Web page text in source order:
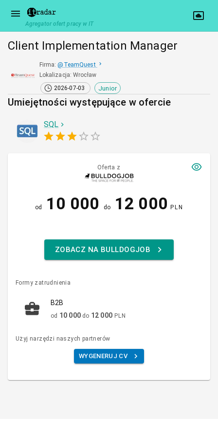
Agregator ofert pracy w IT
Client Implementation Manager
Firma: @ TeamQuest
Lokalizacja:Wrocław
2026-07-03
Junior
Umiejętności występujące w ofercie
SQL
Oferta z
od 10 000 do 12 000 PLN
ZOBACZ NA BULLDOGJOB
Formy zatrudnienia
B2B
od 10 000 do 12 000 PLN
Użyj narzędzi naszych partnerów
WYGENERUJ CV